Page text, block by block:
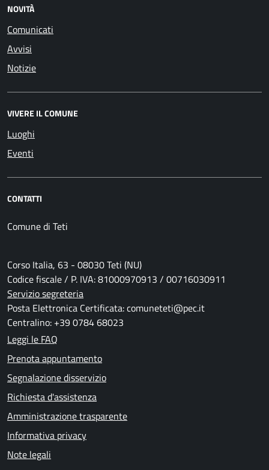
NOVITÀ
Comunicati
Avvisi
Notizie
VIVERE IL COMUNE
Luoghi
Eventi
CONTATTI
Comune di Teti
Corso Italia, 63 - 08030 Teti (NU)
Codice fiscale / P. IVA: 81000970913 / 00716030911
Servizio segreteria
Posta Elettronica Certificata: comuneteti@pec.it
Centralino: +39 0784 68023
Leggi le FAQ
Prenota appuntamento
Segnalazione disservizio
Richiesta d'assistenza
Amministrazione trasparente
Informativa privacy
Note legali